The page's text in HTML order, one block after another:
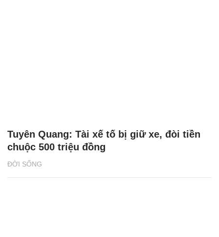
ĐỜI SỐNG
Tuyên Quang: Tài xế tố bị giữ xe, đòi tiền
chuộc 500 triệu đồng